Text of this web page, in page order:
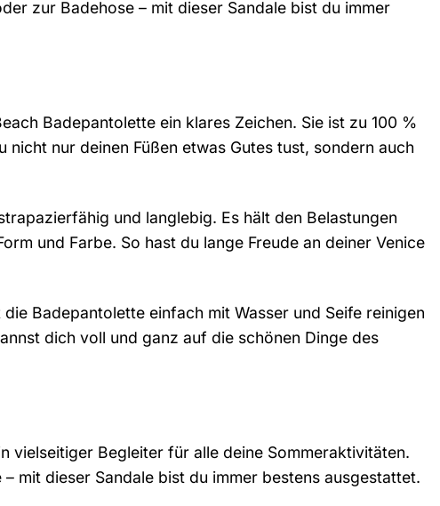
zur Badehose – mit dieser Sandale bist du immer
Badepantolette ein klares Zeichen. Sie ist zu 100 %
nur deinen Füßen etwas Gutes tust, sondern auch
und langlebig. Es hält den Belastungen
und Farbe. So hast du lange Freude an deiner Venice
Badepantolette einfach mit Wasser und Seife reinigen
dich voll und ganz auf die schönen Dinge des
vielseitiger Begleiter für alle deine Sommeraktivitäten.
mit dieser Sandale bist du immer bestens ausgestattet.